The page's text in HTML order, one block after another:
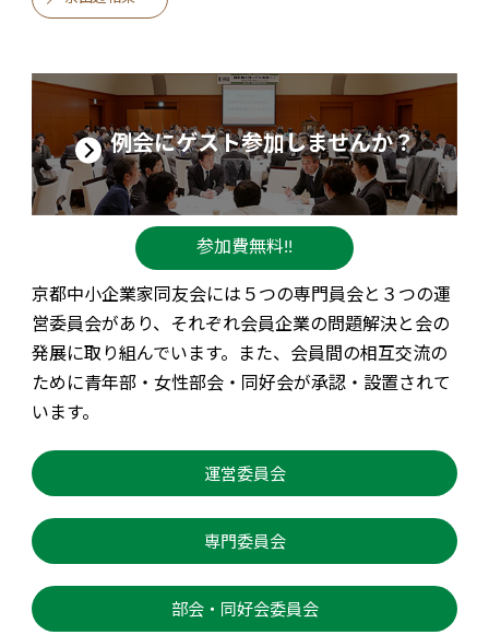
例会にゲスト参加しませんか？
参加費無料!!
京都中小企業家同友会には５つの専門員会と３つの運
営委員会があり、それぞれ会員企業の問題解決と会の
発展に取り組んでいます。また、会員間の相互交流の
ために青年部・女性部会・同好会が承認・設置されて
います。
運営委員会
専門委員会
部会・同好会委員会